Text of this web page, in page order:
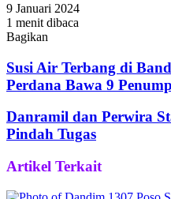
9 Januari 2024
1 menit dibaca
Bagikan
via
Email
Susi Air Terbang di
Perdana Bawa 9
Danramil dan Perwira
Pindah Tugas
Artikel Terkait